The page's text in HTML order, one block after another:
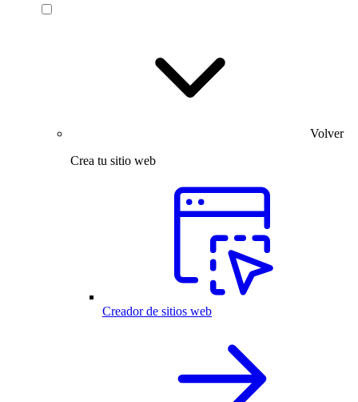
Volver
Crea tu sitio web
Creador de sitios web